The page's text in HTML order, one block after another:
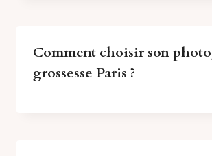
Comment choisir son
grossesse Paris ?